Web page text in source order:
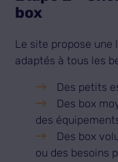
box
Le site propose une
adaptés à tous les
Des petits
Des box
des
Des box
ou des besoins